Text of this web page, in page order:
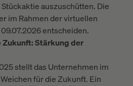
auszuschütten. Die
im Rahmen der virtuellen
entscheiden.
Stärkung der
stellt das Unternehmen im
für die Zukunft. Ein